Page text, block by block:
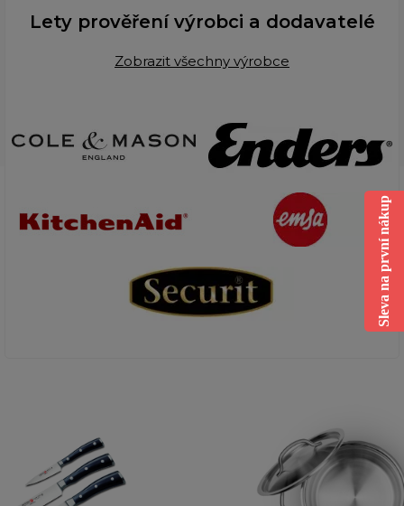
Lety prověření výrobci a dodavatelé
Zobrazit všechny výrobce
Sleva na první nákup